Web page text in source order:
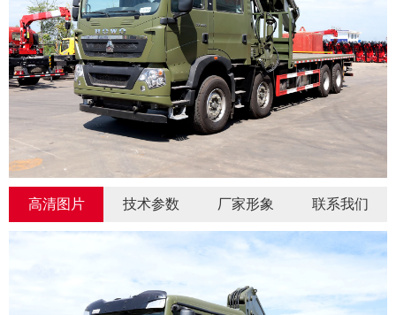
高清图片 技术参数 厂家形象 联系我们